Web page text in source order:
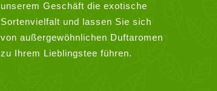
unserem Geschäft die exotische
Sortenvielfalt und lassen Sie sich
von außergewöhnlichen Duftaromen
zu Ihrem Lieblingstee führen.